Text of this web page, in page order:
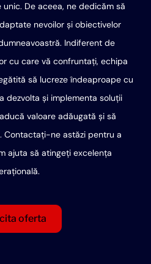
De aceea, ne dedicăm să
nevoilor și obiectivelor
Indiferent de
cu care vă confruntați, echipa
să lucreze îndeaproape cu
dezvolta și implementa soluții
valoare adăugată și să
Contactați-ne astăzi pentru a
ajuta să atingeți excelența
oferta